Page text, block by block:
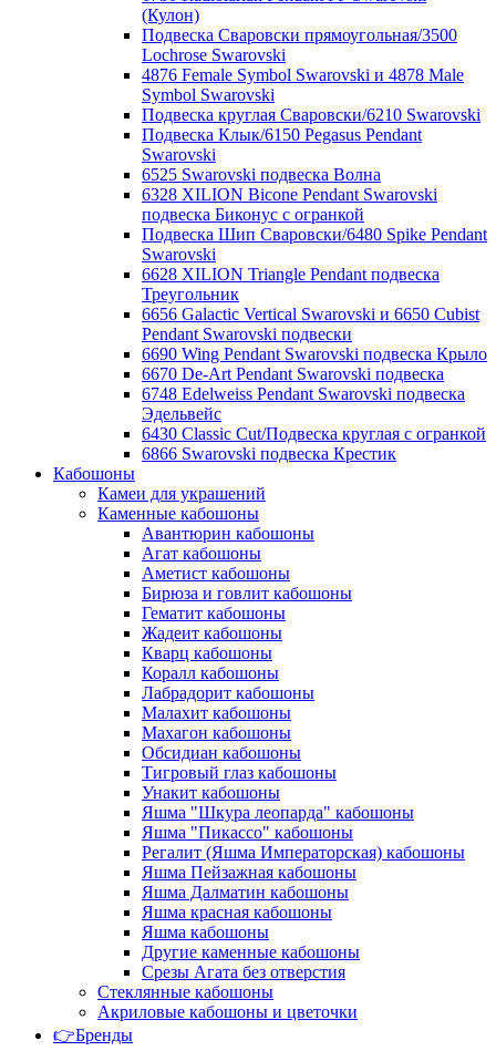
(Кулон)
Подвеска Сваровски прямоугольная/3500
Lochrose Swarovski
4876 Female Symbol Swarovski и 4878 Male
Symbol Swarovski
Подвеска круглая Сваровски/6210 Swarovski
Подвеска Клык/6150 Pegasus Pendant
Swarovski
6525 Swarovski подвеска Волна
6328 XILION Bicone Pendant Swarovski
подвеска Биконус c огранкой
Подвеска Шип Сваровски/6480 Spike Pendant
Swarovski
6628 XILION Triangle Pendant подвеска
Треугольник
6656 Galactic Vertical Swarovski и 6650 Cubist
Pendant Swarovski подвески
6690 Wing Pendant Swarovski подвеска Крыло
6670 De-Art Pendant Swarovski подвеска
6748 Edelweiss Pendant Swarovski подвеска
Эдельвейс
6430 Classic Cut/Подвеска круглая с огранкой
6866 Swarovski подвеска Крестик
Кабошоны
Камеи для украшений
Каменные кабошоны
Авантюрин кабошоны
Агат кабошоны
Аметист кабошоны
Бирюза и говлит кабошоны
Гематит кабошоны
Жадеит кабошоны
Кварц кабошоны
Коралл кабошоны
Лабрадорит кабошоны
Малахит кабошоны
Махагон кабошоны
Обсидиан кабошоны
Тигровый глаз кабошоны
Унакит кабошоны
Яшма "Шкура леопарда" кабошоны
Яшма "Пикассо" кабошоны
Регалит (Яшма Императорская) кабошоны
Яшма Пейзажная кабошоны
Яшма Далматин кабошоны
Яшма красная кабошоны
Яшма кабошоны
Другие каменные кабошоны
Срезы Агата без отверстия
Стеклянные кабошоны
Акриловые кабошоны и цветочки
👉Бренды